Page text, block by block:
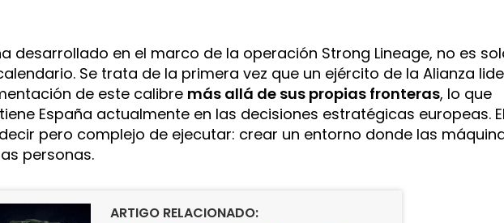
desarrollado en el marco de la operación Strong Lineage, no es
Se trata de la primera vez que un ejército de la Alianza
de este calibre más allá de sus propias fronteras, lo que
España actualmente en las decisiones estratégicas europeas. El
pero complejo de ejecutar: crear un entorno donde las
personas.
ARTIGO RELACIONADO: